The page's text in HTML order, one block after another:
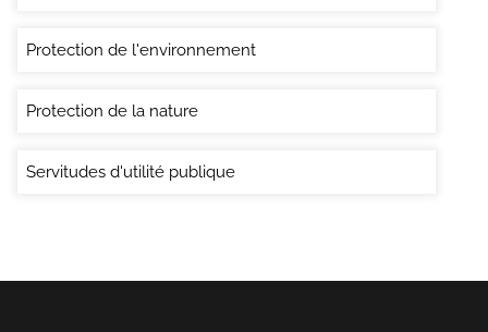
Protection de l'environnement
Protection de la nature
Servitudes d'utilité publique